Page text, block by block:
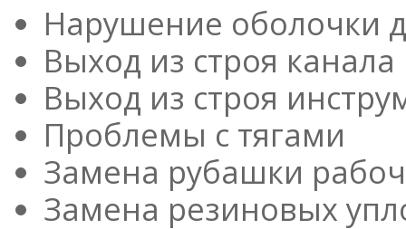
Нарушение оболочки
Выход из строя
Выход из строя
Проблемы с тягами
Замена рубашки
Замена резиновых